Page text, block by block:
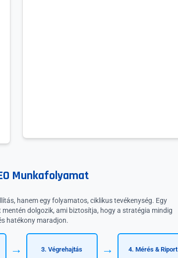
Munkafolyamat
hanem egy folyamatos, ciklikus tevékenység. Egy
dolgozik, ami biztosítja, hogy a stratégia mindig
hatékony maradjon.
→ 3. Végrehajtás → 4. Mérés & Riport